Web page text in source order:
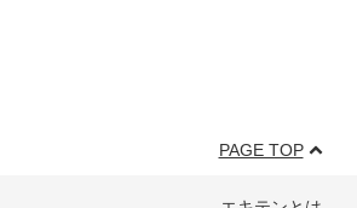
PAGE TOP